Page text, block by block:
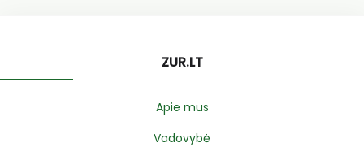
ZUR.LT
Apie mus
Vadovybė